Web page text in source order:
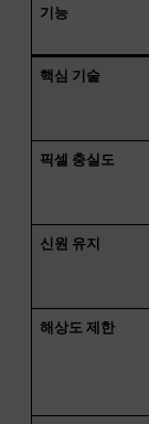
기능
핵심 기술
픽셀 충실도
신원 유지
해상도 제한